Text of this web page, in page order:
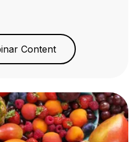
Content